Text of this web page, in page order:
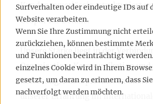
Surfverhalten oder eindeutige IDs auf
Website verarbeiten.
Wenn Sie Ihre Zustimmung nicht
zurückziehen, können bestimmte
und Funktionen beeinträchtigt
einzelnes Cookie wird in Ihrem
gesetzt, um daran zu erinnern, dass
nachverfolgt werden möchten.
Kunden zuverlässig, strukturiert
Gespür für Details.
Unsere Stärke liegt in der
Organisation, Kommunikation
Betreuung. Dabei profitieren
unserer Erfahrung im